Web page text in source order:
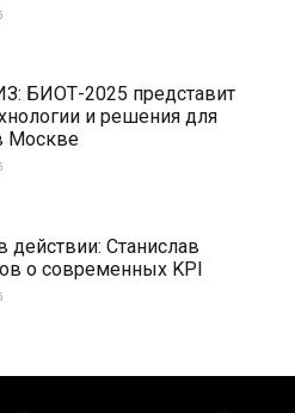
БИОТ-2025 представит
и решения для
Москве
действии: Станислав
о современных KPI